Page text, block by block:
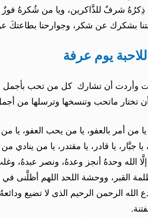
ذِكرُهُ شرفٌ للذَّاكرين، ويا من شُكرهُ
بشكرك عن شكر، وجوارحنا بطاعتكَ
يوم عرفة
وأردت أن تشارك كل من تحب بأجمل
تختار ماتحب وتنسخها وترسلها من
يا من أمر بالعفو، يا من يحب العفو، يا
يا جبَّار، يا قادر، يا مقتدر، يا من
إلَّا الله وحدهُ أنجز وعدهُ، ونصر عبدهُ،
القبر، ووحشة اللحد اللهم أظلَّنى
الله الرحمن الرحيم الذى لا تضيع